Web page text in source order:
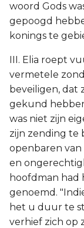
woord Gods
gepoogd
konings te
III. Elia roept
vermetele
beveiligen, dat
gekund
was niet zijn
zijn zending te
openbaren
en
hoofdman had
genoemd.
het u duur te
verhief zich op